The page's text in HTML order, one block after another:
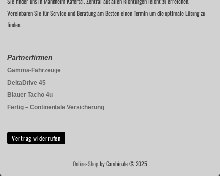
Vereinbaren Sie für Service und Beratung am Besten einen Termin um die optimale Lösung zu
finden.
Partnerfirmen
Gamma-Fahrzeuge
DeltaDrive 45
Blauer Tacho 4u
Fertig – Continentale Versicherung
Vertrag widerrufen
Online-Shopby Gambio.de © 2025